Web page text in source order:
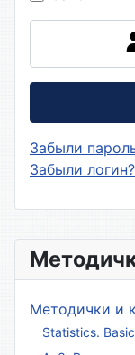
Методички и
Statistics.
Забыли
Забыли логин?